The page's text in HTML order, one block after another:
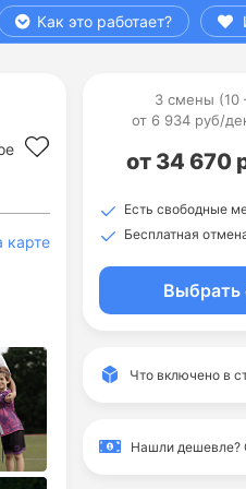
Как это работает?
карте
3 смены (10
от 6 934 руб/
от 34 670
Есть свободные
Бесплатная
Выбрать
Что включено в
Нашли дешевле?